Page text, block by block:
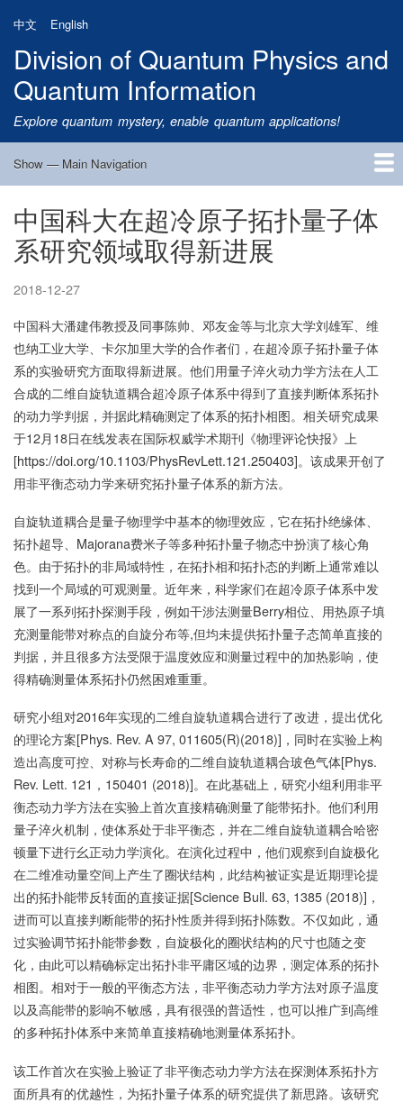
main
content
中文 English
Division of Quantum Physics and
Quantum Information
Explore quantum mystery, enable quantum applications!
Main
Show — Main Navigation
Home
Research
Quantum Satellite
People
News
Research Progress
Talks
Publications
Notice
Admission
Links
中国科大在超冷原子拓扑量子体
系研究领域取得新进展
2018-12-27
中国科大潘建伟教授及同事陈帅、邓友金等与北京大学刘雄军、维
也纳工业大学、卡尔加里大学的合作者们，在超冷原子拓扑量子体
系的实验研究方面取得新进展。他们用量子淬火动力学方法在人工
合成的二维自旋轨道耦合超冷原子体系中得到了直接判断体系拓扑
的动力学判据，并据此精确测定了体系的拓扑相图。相关研究成果
于12月18日在线发表在国际权威学术期刊《物理评论快报》上
[https://doi.org/10.1103/PhysRevLett.121.250403]。该成果开创了
用非平衡态动力学来研究拓扑量子体系的新方法。
自旋轨道耦合是量子物理学中基本的物理效应，它在拓扑绝缘体、
拓扑超导、Majorana费米子等多种拓扑量子物态中扮演了核心角
色。由于拓扑的非局域特性，在拓扑相和拓扑态的判断上通常难以
找到一个局域的可观测量。近年来，科学家们在超冷原子体系中发
展了一系列拓扑探测手段，例如干涉法测量Berry相位、用热原子填
充测量能带对称点的自旋分布等,但均未提供拓扑量子态简单直接的
判据，并且很多方法受限于温度效应和测量过程中的加热影响，使
得精确测量体系拓扑仍然困难重重。
研究小组对2016年实现的二维自旋轨道耦合进行了改进，提出优化
的理论方案[Phys. Rev. A 97, 011605(R)(2018)]，同时在实验上构
造出高度可控、对称与长寿命的二维自旋轨道耦合玻色气体[Phys.
Rev. Lett. 121，150401 (2018)]。在此基础上，研究小组利用非平
衡态动力学方法在实验上首次直接精确测量了能带拓扑。他们利用
量子淬火机制，使体系处于非平衡态，并在二维自旋轨道耦合哈密
顿量下进行幺正动力学演化。在演化过程中，他们观察到自旋极化
在二维准动量空间上产生了圈状结构，此结构被证实是近期理论提
出的拓扑能带反转面的直接证据[Science Bull. 63, 1385 (2018)]，
进而可以直接判断能带的拓扑性质并得到拓扑陈数。不仅如此，通
过实验调节拓扑能带参数，自旋极化的圈状结构的尺寸也随之变
化，由此可以精确标定出拓扑非平庸区域的边界，测定体系的拓扑
相图。相对于一般的平衡态方法，非平衡态动力学方法对原子温度
以及高能带的影响不敏感，具有很强的普适性，也可以推广到高维
的多种拓扑体系中来简单直接精确地测量体系拓扑。
该工作首次在实验上验证了非平衡态动力学方法在探测体系拓扑方
面所具有的优越性，为拓扑量子体系的研究提供了新思路。该研究